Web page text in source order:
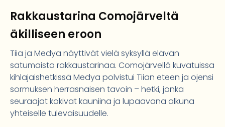
Rakkaustarina Comojärveltä
äkilliseen eroon
Tiia ja Medya näyttivät vielä syksyllä elävän
satumaista rakkaustarinaa. Comojärvellä kuvatuissa
kihlajaishetkissä Medya polvistui Tiian eteen ja ojensi
sormuksen herrasnaisen tavoin – hetki, jonka
seuraajat kokivat kauniina ja lupaavana alkuna
yhteiselle tulevaisuudelle.